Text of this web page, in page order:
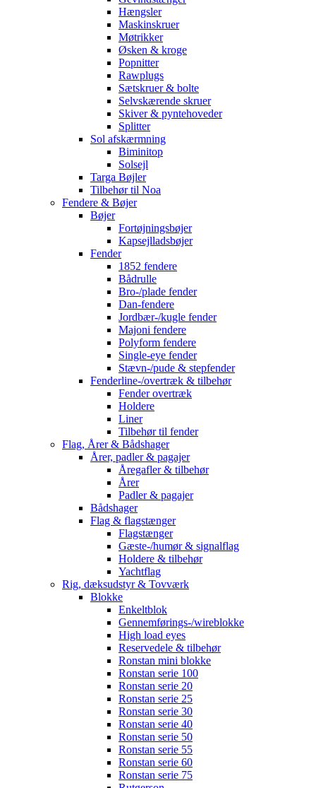
Hængsler
Maskinskruer
Møtrikker
Øsken & kroge
Popnitter
Rawplugs
Sætskruer & bolte
Selvskærende skruer
Skiver & pyntehoveder
Splitter
Sol afskærmning
Biminitop
Solsejl
Targa Bøjler
Tilbehør til Noa
Fendere & Bøjer
Bøjer
Fortøjningsbøjer
Kapsejlladsbøjer
Fender
1852 fendere
Bådrulle
Bro-/plade fender
Dan-fendere
Jordbær-/kugle fender
Majoni fendere
Polyform fendere
Single-eye fender
Stævn-/pude & stepfender
Fenderline-/overtræk & tilbehør
Fender overtræk
Holdere
Liner
Tilbehør til fender
Flag, Årer & Bådshager
Årer, padler & pagajer
Åregafler & tilbehør
Årer
Padler & pagajer
Bådshager
Flag & flagstænger
Flagstænger
Gæste-/humør & signalflag
Holdere & tilbehør
Yachtflag
Rig, dæksudstyr & Tovværk
Blokke
Enkeltblok
Gennemførings-/wireblokke
High load eyes
Reservedele & tilbehør
Ronstan mini blokke
Ronstan serie 100
Ronstan serie 20
Ronstan serie 25
Ronstan serie 30
Ronstan serie 40
Ronstan serie 50
Ronstan serie 55
Ronstan serie 60
Ronstan serie 75